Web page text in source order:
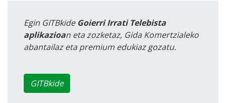
Egin GITBkide Goierri Irrati Telebista
aplikazioan eta zozketaz, Gida Komertzialeko
abantailaz eta premium edukiaz gozatu.
GITBkide